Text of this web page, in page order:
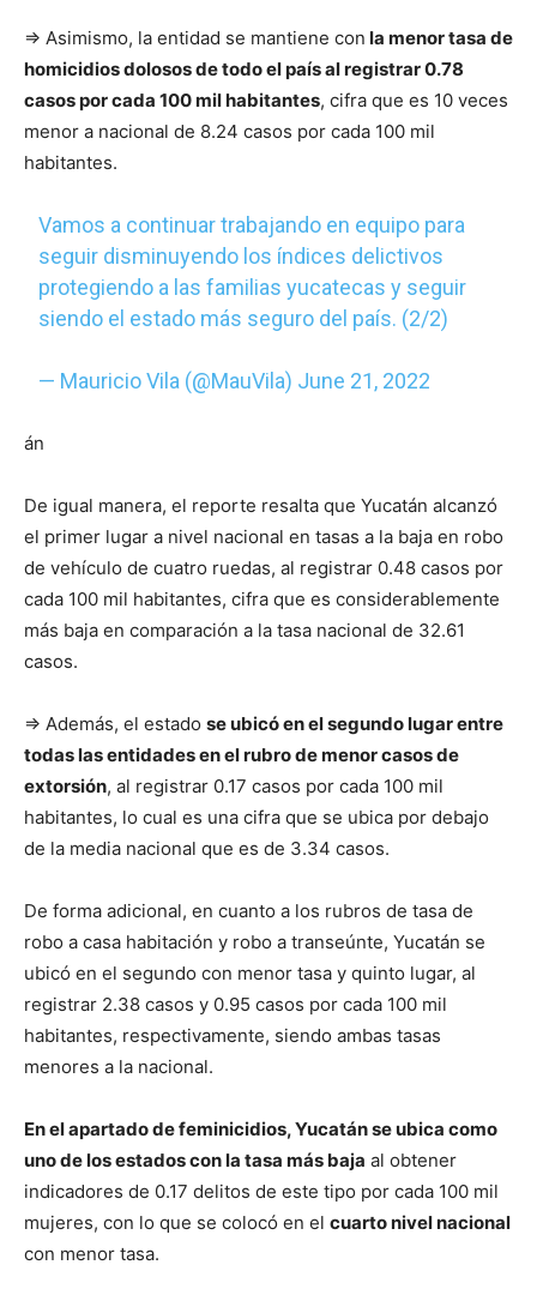
⇒ Asimismo, la entidad se mantiene con la menor tasa de
homicidios dolosos de todo el país al registrar 0.78
casos por cada 100 mil habitantes, cifra que es 10 veces
menor a nacional de 8.24 casos por cada 100 mil
habitantes.
Vamos a continuar trabajando en equipo para
seguir disminuyendo los índices delictivos
protegiendo a las familias yucatecas y seguir
siendo el estado más seguro del país. (2/2)
— Mauricio Vila (@MauVila) June 21, 2022
án
De igual manera, el reporte resalta que Yucatán alcanzó
el primer lugar a nivel nacional en tasas a la baja en robo
de vehículo de cuatro ruedas, al registrar 0.48 casos por
cada 100 mil habitantes, cifra que es considerablemente
más baja en comparación a la tasa nacional de 32.61
casos.
⇒ Además, el estado se ubicó en el segundo lugar entre
todas las entidades en el rubro de menor casos de
extorsión, al registrar 0.17 casos por cada 100 mil
habitantes, lo cual es una cifra que se ubica por debajo
de la media nacional que es de 3.34 casos.
De forma adicional, en cuanto a los rubros de tasa de
robo a casa habitación y robo a transeúnte, Yucatán se
ubicó en el segundo con menor tasa y quinto lugar, al
registrar 2.38 casos y 0.95 casos por cada 100 mil
habitantes, respectivamente, siendo ambas tasas
menores a la nacional.
En el apartado de feminicidios, Yucatán se ubica como
uno de los estados con la tasa más baja al obtener
indicadores de 0.17 delitos de este tipo por cada 100 mil
mujeres, con lo que se colocó en el cuarto nivel nacional
con menor tasa.